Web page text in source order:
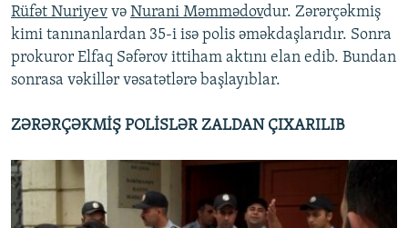
Rüfət Nuriyev və Nurani Məmmədovdur. Zərərçəkmiş
kimi tanınanlardan 35-i isə polis əməkdaşlarıdır. Sonra
prokuror Elfaq Səfərov ittiham aktını elan edib. Bundan
sonrasa vəkillər vəsatətlərə başlayıblar.
ZƏRƏRÇƏKMİŞ POLİSLƏR ZALDAN ÇIXARILIB